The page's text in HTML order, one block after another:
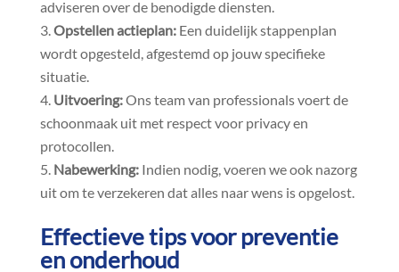
adviseren over de benodigde diensten.​
Opstellen actieplan:Een duidelijk stappenplan
wordt opgesteld, afgestemd op jouw specifieke
situatie.​
Uitvoering:Ons team van professionals voert de
schoonmaak uit met respect voor privacy en
protocollen.​
Nabewerking:Indien nodig, voeren we ook nazorg
uit om te verzekeren dat alles naar wens is opgelost.​
Effectieve tips voor preventie
en onderhoud